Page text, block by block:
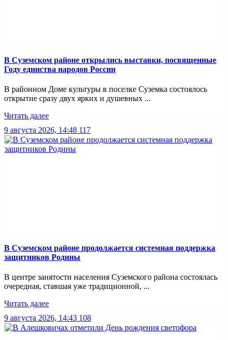
В Суземском районе открылись выставки, посвященные
Году единства народов России
В районном Доме культуры в поселке Суземка состоялось
открытие сразу двух ярких и душевных ...
Читать далее
9 августа 2026, 14:48 117
В Суземском районе продолжается системная поддержка
защитников Родины
В центре занятости населения Суземского района состоялась
очередная, ставшая уже традиционной, ...
Читать далее
9 августа 2026, 14:43 108